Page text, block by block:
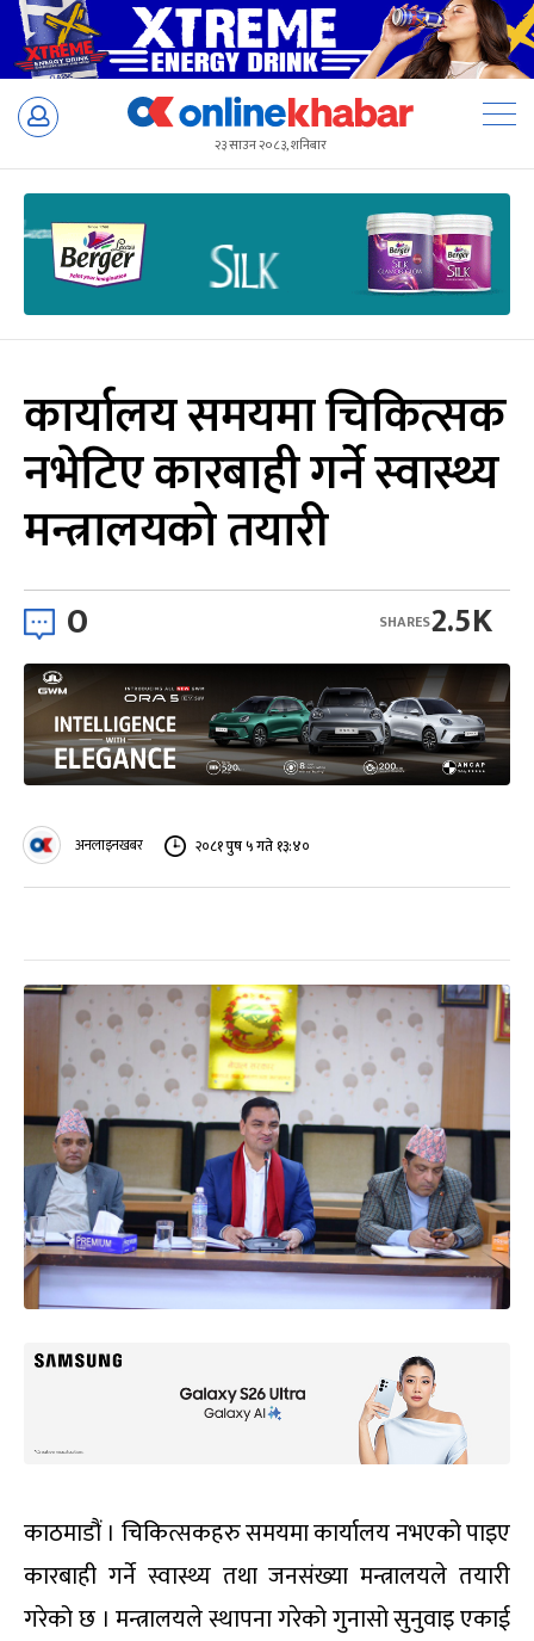
Skip
२३ साउन २०८३, शनिबार
कार्यालय समयमा चिकित्सक
नभेटिए कारबाही गर्ने स्वास्थ्य
मन्त्रालयको तयारी
0 2.5K
SHARES
अनलाइनखबर २०८१ पुष ५ गते १३:४०
काठमाडौं । चिकित्सकहरु समयमा कार्यालय नभएको पाइए
कारबाही गर्ने स्वास्थ्य तथा जनसंख्या मन्त्रालयले तयारी
गरेको छ । मन्त्रालयले स्थापना गरेको गुनासो सुनुवाइ एकाई